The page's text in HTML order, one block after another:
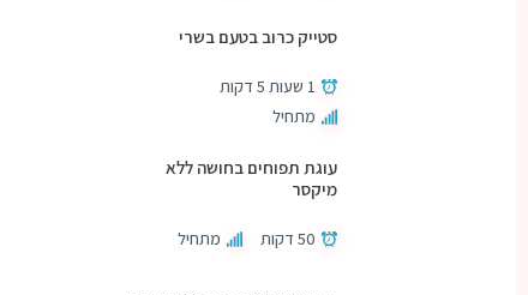
סטייק כרוב בטעם בשרי
1 שעות 5 דקות
מתחיל
עוגת תפוחים בחושה ללא
מיקסר
50 דקות מתחיל